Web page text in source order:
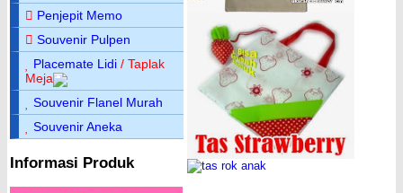
Penjepit Memo
Souvenir Pulpen
Placemate Lidi / Taplak
Meja
Souvenir Flanel Murah
Souvenir Aneka
Informasi Produk